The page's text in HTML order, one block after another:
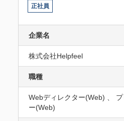
正社員
企業名
株式会社Helpfeel
職種
Webディレクター(Web) 、
ー(Web)